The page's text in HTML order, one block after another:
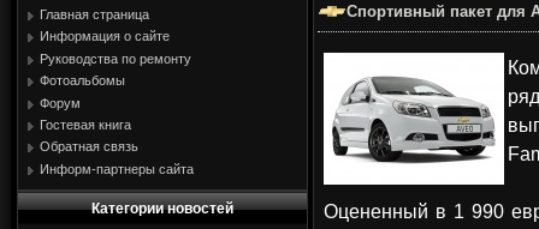
Главная страница
Информация о сайте
Руководства по ремонту
Фотоальбомы
Форум
Гостевая книга
Обратная связь
Информ-партнеры сайта
Категории новостей
Спортивный пакет для
Оцененный в 1 990